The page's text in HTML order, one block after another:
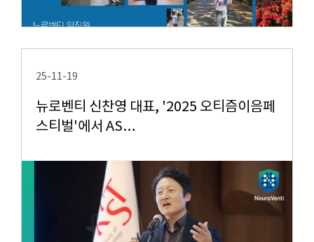
25-11-19
뉴로벤티 신찬영 대표, '2025 오티즘이음페
스티벌'에서 AS…